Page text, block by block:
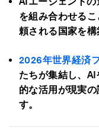
を組み合わせる
頼される国家を構
2026年世界経済
たちが集結し、AI
的な活用が現実
す。